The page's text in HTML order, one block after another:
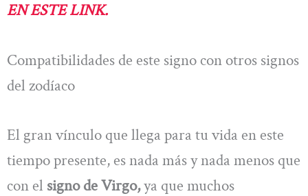
EN ESTE LINK.
Compatibilidades de este signo con otros signos
del zodíaco
El gran vínculo que llega para tu vida en este
tiempo presente, es nada más y nada menos que
con el signo de Virgo,ya que muchos